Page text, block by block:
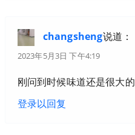
changsheng说道：
2023年5月3日 下午4:19
刚问到时候味道还是很大的
登录以回复